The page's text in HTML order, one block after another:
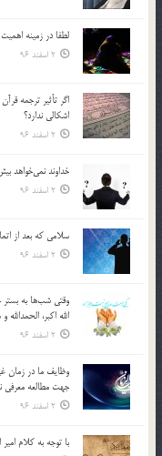
لطفا در زمينه
2 اسفند 96
اگر تأثير ترجمه
اشكالي ندارد؟
2 اسفند 96
خداوند نمي‌خواهد
2 اسفند 96
سلامي كه بعد از اتمام نماز به 3 امام داده
2 اسفند 96
وقتي شب‌ها به بستر
الله اكبر،
2 اسفند 96
وظايف ما در زمان
جهت مطالعه معرفي
2 اسفند 96
با توجه به كلام